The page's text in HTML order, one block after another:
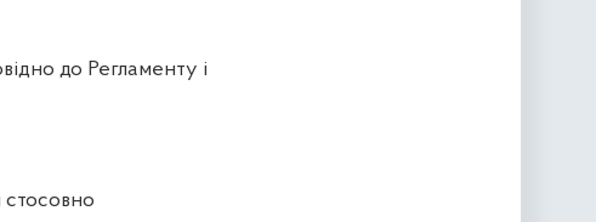
до Регламенту і